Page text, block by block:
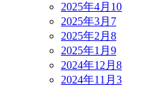
2025年4月 10
2025年3月 7
2025年2月 8
2025年1月 9
2024年12月 8
2024年11月 3